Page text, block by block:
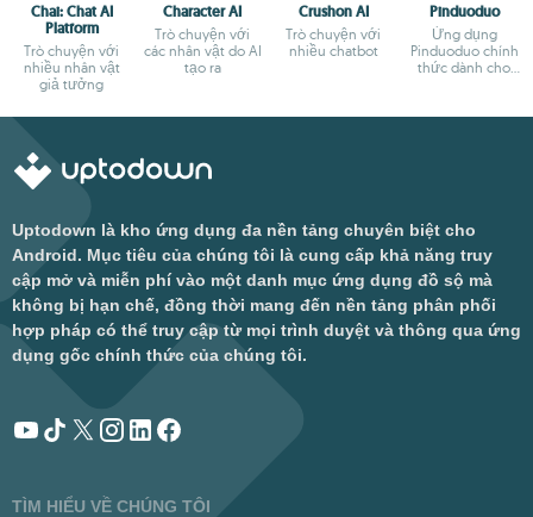
Chai: Chat AI
Platform
Trò chuyện với
nhiều nhân vật
giả tưởng
Character AI
Trò chuyện với
các nhân vật do AI
tạo ra
Crushon AI
Trò chuyện với
nhiều chatbot
Pinduoduo
Ứng dụng
Pinduoduo chính
thức dành cho
Uptodown là kho ứng dụng đa nền tảng chuyên biệt cho
Android. Mục tiêu của chúng tôi là cung cấp khả năng truy
cập mở và miễn phí vào một danh mục ứng dụng đồ sộ mà
không bị hạn chế, đồng thời mang đến nền tảng phân phối
hợp pháp có thể truy cập từ mọi trình duyệt và thông qua ứng
dụng gốc chính thức của chúng tôi.
TÌM HIỂU VỀ CHÚNG TÔI